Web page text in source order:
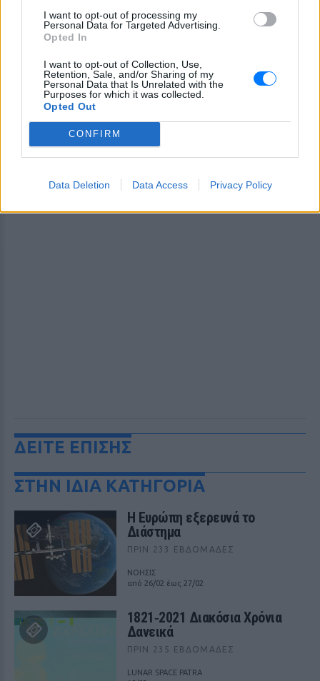
I want to opt-out of processing my
Personal Data for Targeted Advertising.
Opted In
I want to opt-out of Collection, Use,
Retention, Sale, and/or Sharing of my
Personal Data that Is Unrelated with the
Purposes for which it was collected.
Opted Out
CONFIRM
Data Deletion Data Access Privacy Policy
Εσύ μπήκες στο E-Daily.gr; Τα νέα της ημέρας
και ότι σου κάνει κλικ!
Ακολουθήστε το E-Radio.gr και στο Instagram
ΔΕΙΤΕ ΕΠΙΣΗΣ
ΣΤΗΝ ΙΔΙΑ ΚΑΤΗΓΟΡΙΑ
Η Ευρώπη εξερευνά το
Διάστημα
ΠΡΙΝ 233 ΕΒΔΟΜΆΔΕΣ
ΝΟΗΣΙΣ
από 26/02 έως 27/02
1821‑2021 Διακόσια Χρόνια
Δανεικά
ΠΡΙΝ 235 ΕΒΔΟΜΆΔΕΣ
LUNAR SPACE PATRA